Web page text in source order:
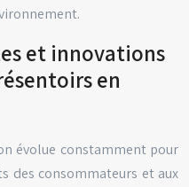
et innovations
en
évolue constamment pour
des consommateurs et aux